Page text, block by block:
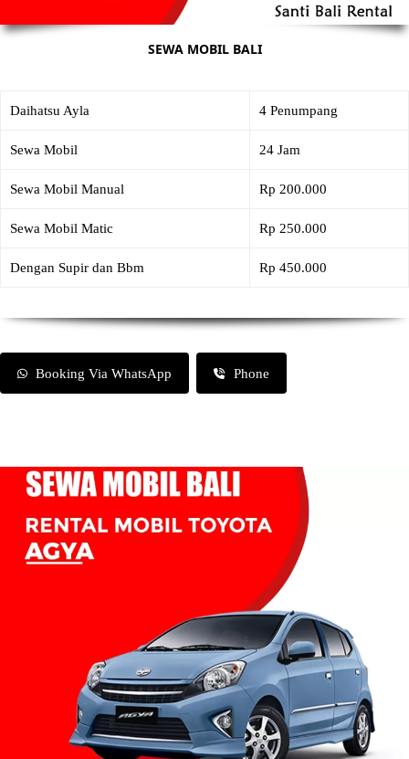
SEWA MOBIL BALI
Daihatsu Ayla 4 Penumpang
Sewa Mobil 24 Jam
Sewa Mobil Manual Rp 200.000
Sewa Mobil Matic Rp 250.000
Dengan Supir dan Bbm Rp 450.000
Booking Via WhatsApp Phone